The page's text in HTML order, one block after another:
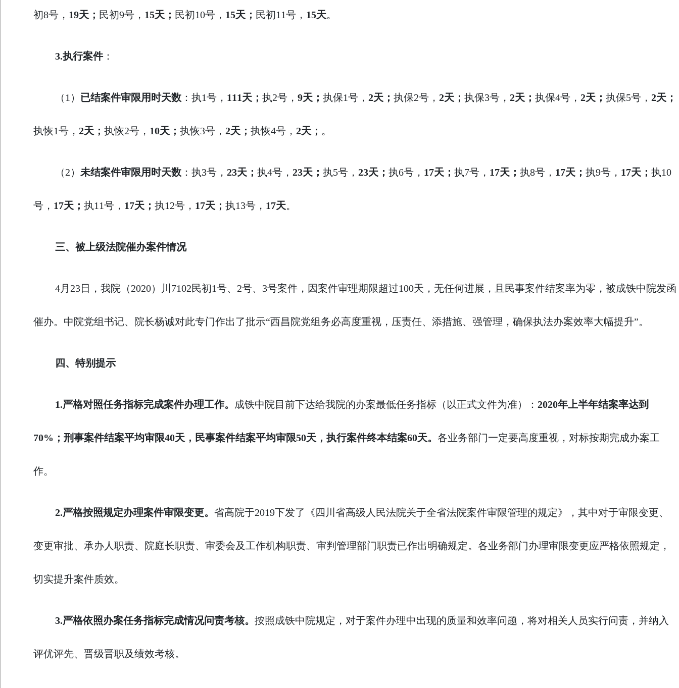
初8号， 19天； 民初9号， 15天； 民初10号， 15天； 民初11号， 15天。
3.执行案件：
（1） 已结案件审限用时天数 ：执1号， 111天； 执2号， 9天； 执保1号， 2天； 执保2号， 2天； 执保3号， 2天； 执保4号， 2天； 执保5号， 2天；
执恢1号， 2天； 执恢2号， 10天； 执恢3号， 2天； 执恢4号， 2天； 。
（2） 未结案件审限用时天数 ：执3号， 23天； 执4号， 23天； 执5号， 23天； 执6号， 17天； 执7号， 17天； 执8号， 17天； 执9号， 17天； 执10
号， 17天； 执11号， 17天； 执12号， 17天； 执13号， 17天。
三、被上级法院催办案件情况
4月23日，我院（2020）川7102民初1号、2号、3号案件，因案件审理期限超过100天，无任何进展，且民事案件结案率为零，被成铁中院发函
催办。中院党组书记、院长杨诚对此专门作出了批示“西昌院党组务必高度重视，压责任、添措施、强管理，确保执法办案效率大幅提升”。
四、特别提示
1.严格对照任务指标完成案件办理工作。 成铁中院目前下达给我院的办案最低任务指标（以正式文件为准）： 2020年上半年结案率达到
70%；刑事案件结案平均审限40天，民事案件结案平均审限50天，执行案件终本结案60天。 各业务部门一定要高度重视，对标按期完成办案工
作。
2.严格按照规定办理案件审限变更。 省高院于2019下发了 《四川省高级人民法院关于全省法院案件审限管理的规定》，其中对于审限变更、
变更审批、承办人职责、院庭长职责、审委会及工作机构职责、审判管理部门职责已作出明确规定。各业务部门办理审限变更应严格依照规定，
切实提升案件质效。
3.严格依照办案任务指标完成情况问责考核。 按照成铁中院规定，对于案件办理中出现的质量和效率问题，将对相关人员实行问责，并纳入
评优评先、晋级晋职及绩效考核。